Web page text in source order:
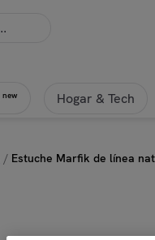
new Hogar & Tech
/ Estuche Marfik de línea